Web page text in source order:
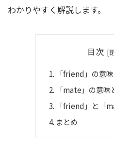
わかりやすく解説します。
目次
「friend」の意
「mate」の意味
「friend」と「
まとめ